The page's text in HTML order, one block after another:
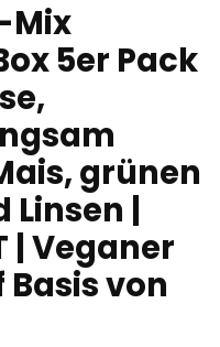
Mix
5er Pack
grünen
|
| Veganer
von